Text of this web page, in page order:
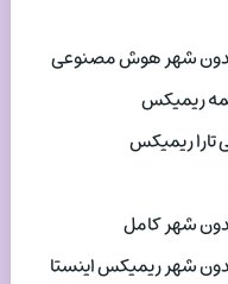
شهر هوش مصنوعی
ریمیکس
تارا ریمیکس
شهر کامل
شهر ریمیکس اینستا